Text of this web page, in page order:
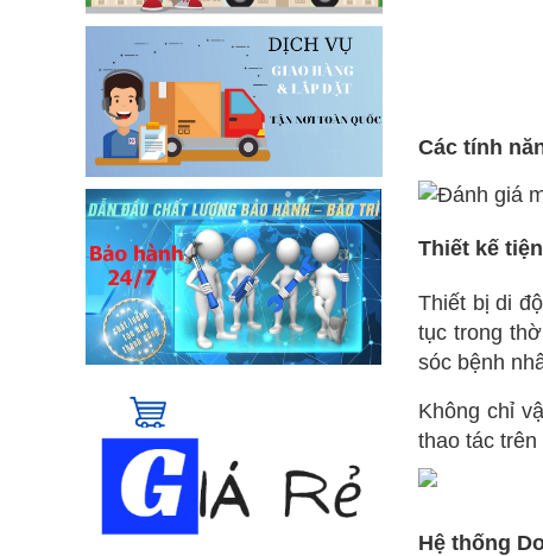
Các tính
Thiết kế
Thiết bị di
tục trong
sóc bệnh
Không chỉ
thao tác
Hệ thống